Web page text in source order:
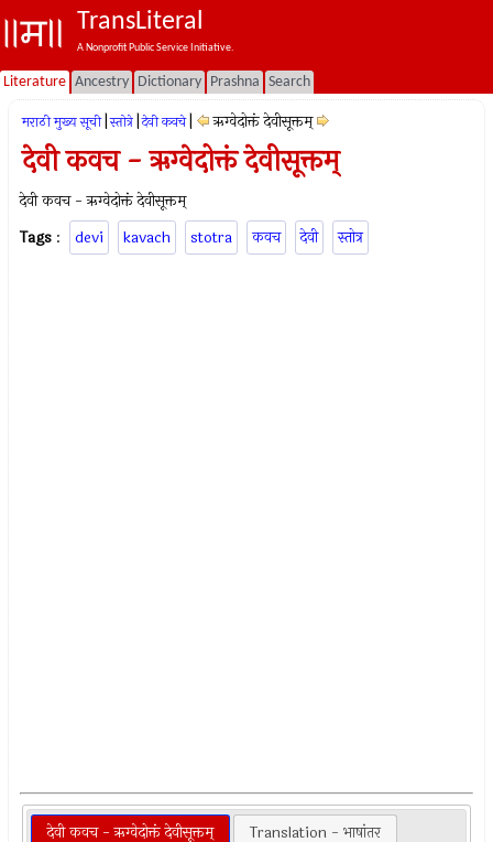
TransLiteral
A Nonprofit Public Service Initiative.
Literature Ancestry Dictionary Prashna Search
मराठी मुख्य सूची स्तोत्रे देवी कवचे ऋग्वेदोक्तं देवीसूक्तम्
देवी कवच - ऋग्वेदोक्तं देवीसूक्तम्
देवी कवच - ऋग्वेदोक्तं देवीसूक्तम्
Tags : devi kavach stotra कवच देवी स्तोत्र
देवी कवच - ऋग्वेदोक्तं देवीसूक्तम् Translation - भाषांतर